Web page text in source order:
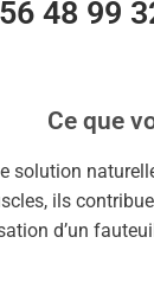
48 99
Ce que
solution
ils
d’un